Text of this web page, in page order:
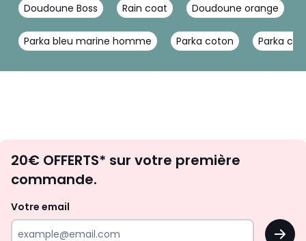
Doudoune Boss Rain coat Doudoune orange
Parka bleu marine homme Parka coton Parka
d'inspirations
surprises?
20€ OFFERTS* sur votre première
commande.
Votre email
OK